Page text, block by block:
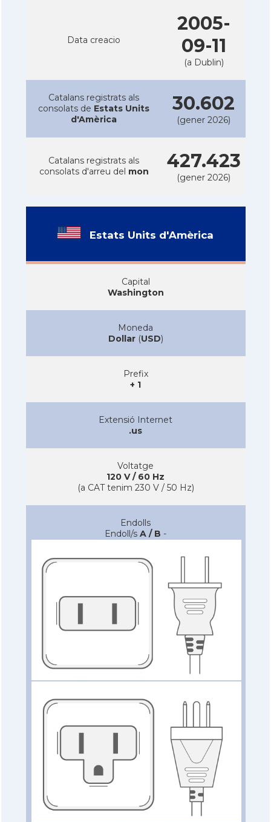
Data creacio
2005-
09-11
(a Dublin)
Catalans registrats als
consolats de Estats Units
d'Amèrica
30.602
(gener 2026)
Catalans registrats als
consolats d'arreu del mon 427.423
(gener 2026)
Estats Units d'Amèrica
Capital
Washington
Moneda
Dollar(USD)
Prefix
+ 1
Extensió Internet
.us
Voltatge
120 V / 60 Hz
(a CAT tenim 230 V / 50 Hz)
Endolls
Endoll/s A / B -